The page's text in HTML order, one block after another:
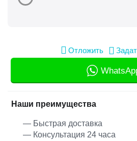
Отложить
Наши преимущества
— Быстрая доставка
— Консультация 24 часа